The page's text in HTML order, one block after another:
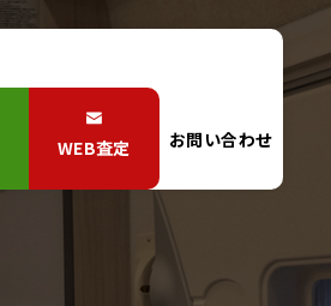
WEB査定 お問い合わせ